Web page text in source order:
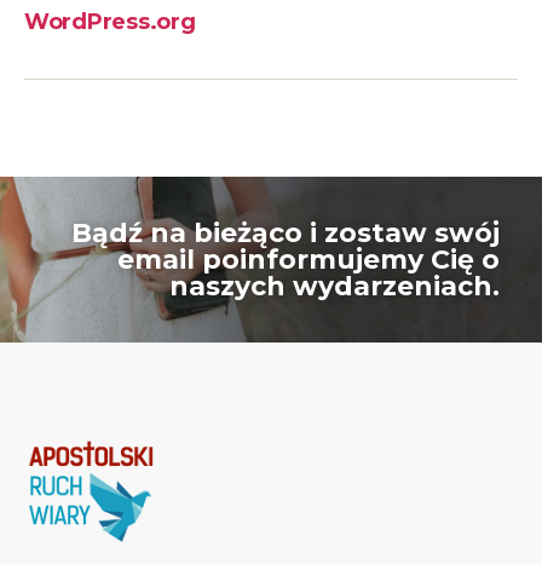
WordPress.org
Bądź na bieżąco i zostaw swój
email poinformujemy Cię o
naszych wydarzeniach.